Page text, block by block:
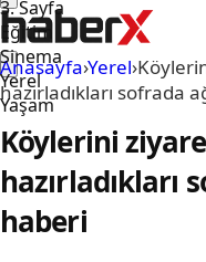
3. Sayfa
Eğitim
Sinema
Yerel
Yaşam
Anasayfa›Yerel›
hazırladıkları sofrada
Köylerini
hazırladıkları
haberi